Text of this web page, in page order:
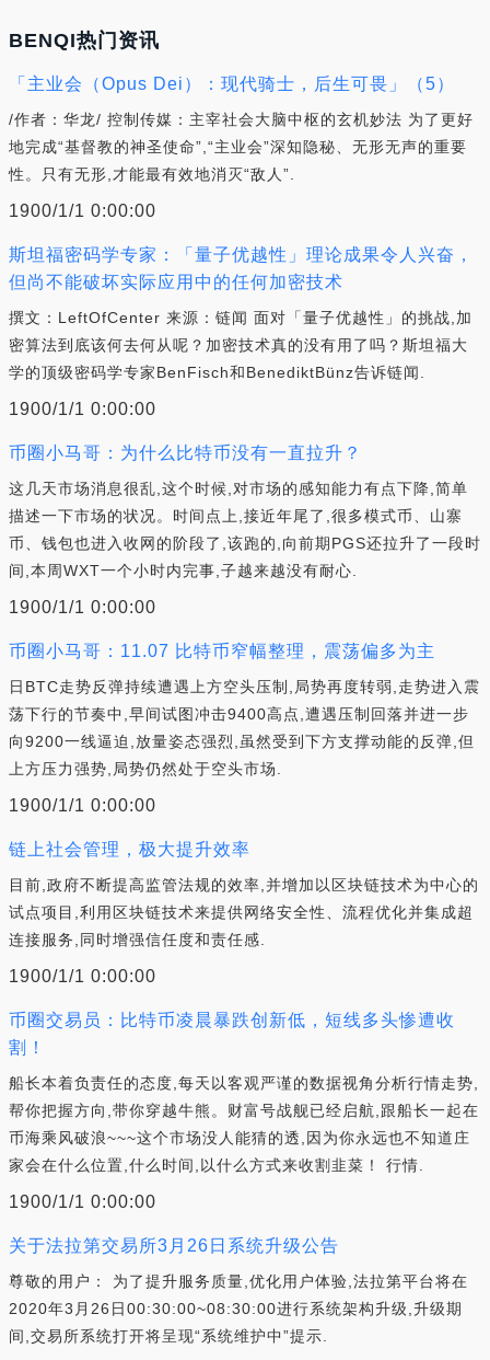
BENQI热门资讯
「主业会（Opus Dei）：现代骑士，后生可畏」（5）
/作者：华龙/ 控制传媒：主宰社会大脑中枢的玄机妙法 为了更好
地完成“基督教的神圣使命”,“主业会”深知隐秘、无形无声的重要
性。只有无形,才能最有效地消灭“敌人”.
1900/1/1 0:00:00
斯坦福密码学专家：「量子优越性」理论成果令人兴奋，
但尚不能破坏实际应用中的任何加密技术
撰文：LeftOfCenter 来源：链闻 面对「量子优越性」的挑战,加
密算法到底该何去何从呢？加密技术真的没有用了吗？斯坦福大
学的顶级密码学专家BenFisch和BenediktBünz告诉链闻.
1900/1/1 0:00:00
币圈小马哥：为什么比特币没有一直拉升？
这几天市场消息很乱,这个时候,对市场的感知能力有点下降,简单
描述一下市场的状况。时间点上,接近年尾了,很多模式币、山寨
币、钱包也进入收网的阶段了,该跑的,向前期PGS还拉升了一段时
间,本周WXT一个小时内完事,子越来越没有耐心.
1900/1/1 0:00:00
币圈小马哥：11.07 比特币窄幅整理，震荡偏多为主
日BTC走势反弹持续遭遇上方空头压制,局势再度转弱,走势进入震
荡下行的节奏中,早间试图冲击9400高点,遭遇压制回落并进一步
向9200一线逼迫,放量姿态强烈,虽然受到下方支撑动能的反弹,但
上方压力强势,局势仍然处于空头市场.
1900/1/1 0:00:00
链上社会管理，极大提升效率
目前,政府不断提高监管法规的效率,并增加以区块链技术为中心的
试点项目,利用区块链技术来提供网络安全性、流程优化并集成超
连接服务,同时增强信任度和责任感.
1900/1/1 0:00:00
币圈交易员：比特币凌晨暴跌创新低，短线多头惨遭收
割！
船长本着负责任的态度,每天以客观严谨的数据视角分析行情走势,
帮你把握方向,带你穿越牛熊。财富号战舰已经启航,跟船长一起在
币海乘风破浪~~~这个市场没人能猜的透,因为你永远也不知道庄
家会在什么位置,什么时间,以什么方式来收割韭菜！ 行情.
1900/1/1 0:00:00
关于法拉第交易所3月26日系统升级公告
尊敬的用户： 为了提升服务质量,优化用户体验,法拉第平台将在
2020年3月26日00:30:00~08:30:00进行系统架构升级,升级期
间,交易所系统打开将呈现“系统维护中”提示.